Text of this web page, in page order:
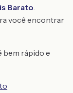
Barato.
você encontrar
bem rápido e